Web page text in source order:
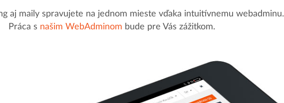
aj maily spravujete na jednom mieste vďaka intuitívnemu webadminu.
Práca s našim WebAdminom bude pre Vás zážitkom.